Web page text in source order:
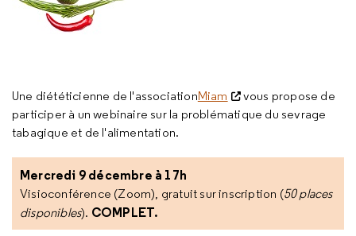
Une diététicienne de l'associationMiam
vous propose de
participer à un webinaire sur la problématique du sevrage
tabagique et de l'alimentation.
Mercredi 9 décembre à 17h
Visioconférence (Zoom), gratuit sur inscription (50 places
disponibles). COMPLET.